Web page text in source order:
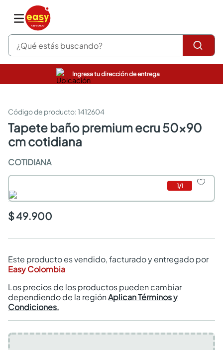
¿Qué estás buscando?
Ingresa tu dirección de entrega
:1412604
tapete baño premium ecru 50x90
cm cotidiana
COTIDIANA
1/1
$ 49.900
Este producto es vendido, facturado y entregado por
Easy Colombia
Los precios de los productos pueden cambiar
dependiendo de la regiónAplican Términos y
Condiciones.
pinturas
sanitarios
comedor
escritorio
armarios closet
comedores